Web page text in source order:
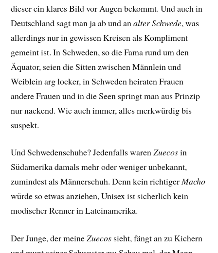
dieser ein klares Bild vor Augen bekommt. Und auch in
Deutschland sagt man ja ab und analter Schwede, was
allerdings nur in gewissen Kreisen als Kompliment
gemeint ist. In Schweden, so die Fama rund um den
Äquator, seien die Sitten zwischen Männlein und
Weiblein arg locker, in Schweden heiraten Frauen
andere Frauen und in die Seen springt man aus Prinzip
nur nackend. Wie auch immer, alles merkwürdig bis
suspekt.
Und Schwedenschuhe? Jedenfalls warenZuecosin
Südamerika damals mehr oder weniger unbekannt,
zumindest als Männerschuh. Denn kein richtigerMacho
würde so etwas anziehen, Unisex ist sicherlich kein
modischer Renner in Lateinamerika.
Der Junge, der meineZuecos sieht, fängt an zu Kichern